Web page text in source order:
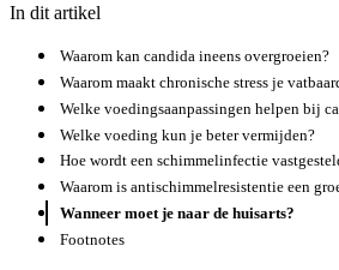
In dit artikel
Waarom kan candida ineens overgroeien?
Waarom maakt chronische stress je
Welke voedingsaanpassingen helpen bij
Welke voeding kun je beter vermijden?
Hoe wordt een schimmelinfectie
Waarom is antischimmelresistentie een
Wanneer moet je naar de huisarts?
Footnotes